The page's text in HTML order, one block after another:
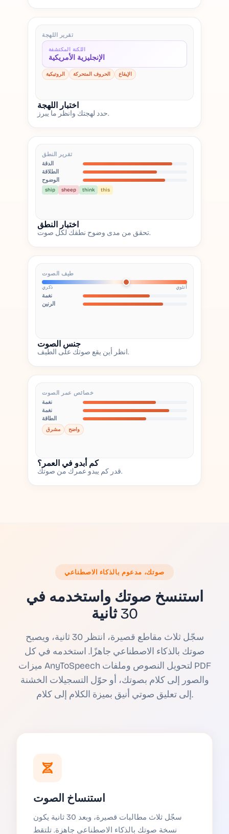
تقرير اللهجة
اللكنة المكتشفة
الإنجليزية الأمريكية
الروتيكية الحروف المتحركة الإيقاع
اختبار اللهجة
حدد لهجتك وانظر ما يبرز.
تقرير النطق
الدقة
الطلاقة
الوضوح
ship sheep think this
اختبار النطق
تحقق من مدى وضوح نطقك لكل صوت.
طيف الصوت
ذكري أنثوي
نغمة
الرنين
جنس الصوت
انظر أين يقع صوتك على الطيف.
خصائص عمر الصوت
نغمة
نغمة
الطاقة
مشرق واضح
كم أبدو في العمر؟
قدر كم يبدو عمرك من صوتك.
صوتك، مدعوم بالذكاء الاصطناعي
استنسخ صوتك واستخدمه في
30 ثانية
سجّل ثلاث مقاطع قصيرة، انتظر 30 ثانية، ويصبح
صوتك بالذكاء الاصطناعي جاهزًا. استخدمه في كل
ميزات AnyToSpeech لتحويل النصوص وملفات PDF
والصور إلى كلام بصوتك، أو حوّل التسجيلات الخشنة
إلى تعليق صوتي أنيق بميزة الكلام إلى كلام.
استنساخ الصوت
سجّل ثلاث مطالبات قصيرة، وبعد 30 ثانية يكون
نسخة صوتك بالذكاء الاصطناعي جاهزة. تلتقط